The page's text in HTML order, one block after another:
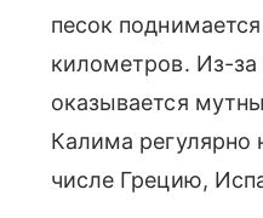
песок
километров. Из-за
оказывается
Калима регулярно
числе Грецию,